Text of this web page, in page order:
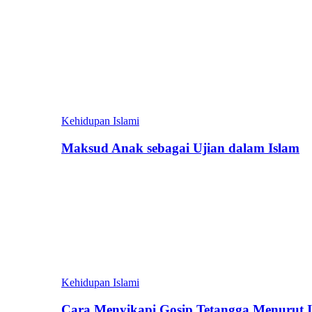
Kehidupan Islami
Maksud Anak sebagai Ujian dalam Islam
Kehidupan Islami